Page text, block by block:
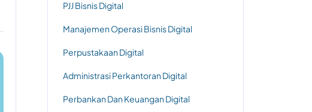
PJJ Bisnis Digital
Manajemen Operasi Bisnis Digital
Perpustakaan Digital
Administrasi Perkantoran Digital
Perbankan Dan Keuangan Digital